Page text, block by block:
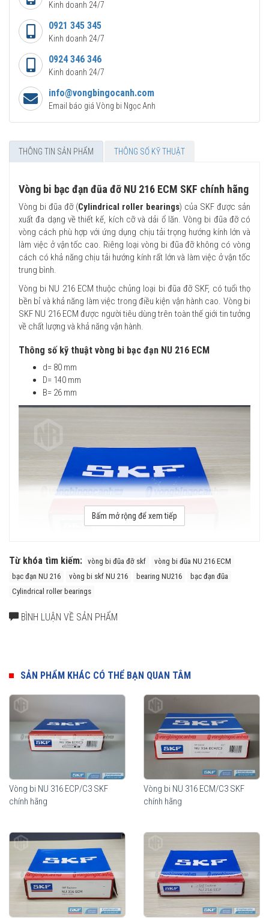
Kinh doanh 24/7
0921 345 345
Kinh doanh 24/7
0924 346 346
Kinh doanh 24/7
info@vongbingocanh.com
Email báo giá Vòng bi Ngọc Anh
THÔNG TIN SẢN PHẨM THÔNG SỐ KỸ THUẬT
Vòng bi bạc đạn đũa đỡ NU 216 ECM SKF chính hãng
Vòng bi đũa đỡ (Cylindrical roller bearings) của SKF được sản
xuất đa dạng về thiết kế, kích cỡ và dải ổ lăn. Vòng bi đũa đỡ có
vòng cách phù hợp với ứng dụng chịu tải trọng hướng kính lớn và
làm việc ở vận tốc cao. Riêng loại vòng bi đũa đỡ không có vòng
cách có khả năng chịu tải hướng kính rất lớn và làm việc ở vận tốc
trung bình.
Vòng bi NU 216 ECM thuộc chủng loại bi đũa đỡ SKF, có tuổi thọ
bền bỉ và khả năng làm việc trong điều kiện vận hành cao. Vòng bi
SKF NU 216 ECM được người tiêu dùng trên toàn thế giới tin tưởng
về chất lượng và khả năng vận hành.
Thông số kỹ thuật vòng bi bạc đạn NU 216 ECM
d= 80 mm
D= 140 mm
B= 26 mm
Vòng bi SKF NU 216 ECM có cấu tạo vòng cách bằng Đồng Thau
động tốt, khả năng tăng tốc nhanh, phù hợp ứng dụng có vận tốc
Ưu điểm của vòng bi đũa đỡ SKF
Thành phần quan trọng nhất của vòng bi đũa đỡ SKF là các con
lăn hình trụ. Biên dạng hình học của con lăn dạng logarithmic giúp
phân bổ tải trọng một cách tối ưu trên toàn bộ vùng tiếp xúc trong
vòng bi. Độ nhẵn bề mặt của con lăn tối đa khả năng hình thành
màng bôi trơn, giúp tối ưu hoá chuyển động lăn của con lăn. Lợi
ích mang lại từ những tính năng vượt trội này so với thiết kế truyền
thống là khả năng nâng cao độ tin cậy khi vận hành và khả năng
chịu sự lệch trục tốt hơn.
Bấm mở rộng để xem tiếp
Từ khóa tìm kiếm: vòng bi đũa đỡ skf
vòng bi đũa NU 216 ECM
bạc đạn NU 216
vòng bi skf NU 216 bearing NU216
bạc đạn đũa
Cylindrical roller bearings
BÌNH LUẬN VỀ SẢN PHẨM
SẢN PHẨM KHÁC CÓ THỂ BẠN QUAN TÂM
Vòng bi NU 316 ECP/C3 SKF
chính hãng
Vòng bi NU 316 ECM/C3 SKF
chính hãng